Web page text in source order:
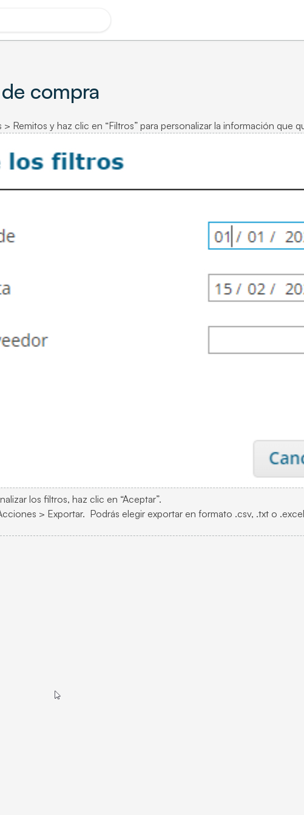
compra
> Remitos y haz clic en “Filtros” para personalizar la información que
los filtros, haz clic en “Aceptar”.
> Exportar. Podrás elegir exportar en formato .csv, .txt o